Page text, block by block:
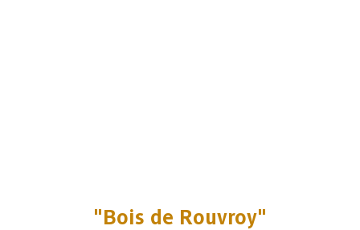
"Bois de Rouvroy"